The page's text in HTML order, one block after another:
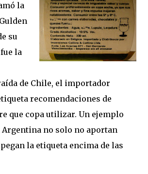
la
su
la
de Chile, el importador
recomendaciones de
que copa utilizar. Un ejemplo
no solo no aportan
la etiqueta encima de las